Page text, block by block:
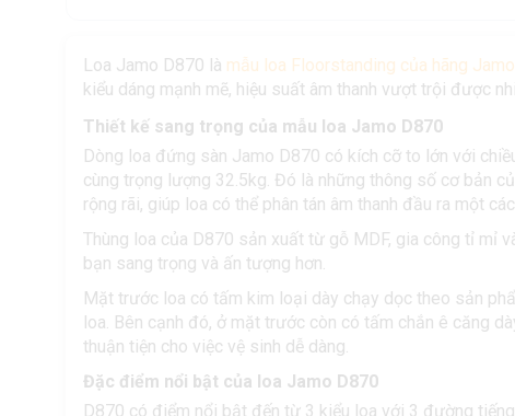
Loa Jamo D870 là mẫu loa Floorstanding của hãng Jamo
kiểu dáng mạnh mẽ, hiệu suất âm thanh vượt trội được
Thiết kế sang trọng của mẫu loa Jamo D870
Dòng loa đứng sàn Jamo D870 có kích cỡ to lớn với
cùng trọng lượng 32.5kg. Đó là những thông số cơ bản
rộng rãi, giúp loa có thể phân tán âm thanh đầu ra một
Thùng loa của D870 sản xuất từ gỗ MDF, gia công tỉ mỉ
bạn sang trọng và ấn tượng hơn.
Mặt trước loa có tấm kim loại dày chạy dọc theo sản
loa. Bên cạnh đó, ở mặt trước còn có tấm chắn ê căng
thuận tiện cho việc vệ sinh dễ dàng.
Đặc điểm nổi bật của loa Jamo D870
D870 có điểm nổi bật đến từ 3 kiểu loa với 3 đường